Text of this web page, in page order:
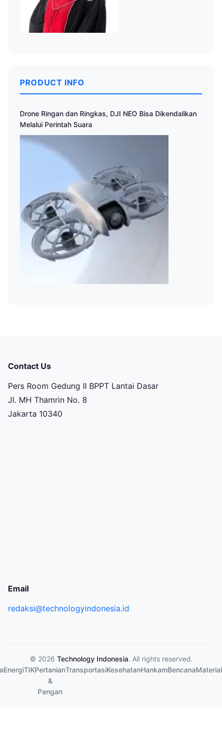
PRODUCT INFO
Drone Ringan dan Ringkas, DJI NEO Bisa Dikendalikan
Melalui Perintah Suara
Contact Us
Pers Room Gedung II BPPT Lantai Dasar
Jl. MH Thamrin No. 8
Jakarta 10340
Email
redaksi@technologyindonesia.id
© 2026 Technology Indonesia. All rights reserved.
EnergiTIKPertanian
&
Pangan
TransportasiKesehatanHankamBencanaMaterial